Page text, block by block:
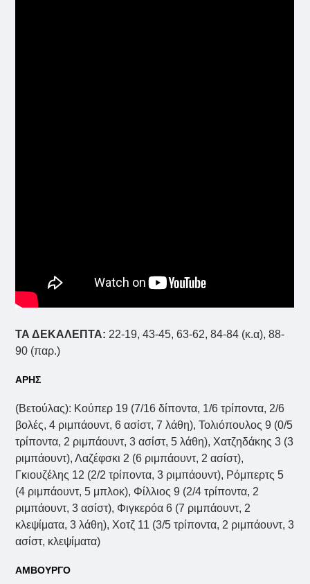
ΤΑ ΔΕΚΑΛΕΠΤΑ: 22-19, 43-45, 63-62, 84-84 (κ.α), 88-
90 (παρ.)
ΑΡΗΣ
(Βετούλας): Κούπερ 19 (7/16 δίποντα, 1/6 τρίποντα, 2/6
βολές, 4 ριμπάουντ, 6 ασίστ, 7 λάθη), Τολιόπουλος 9 (0/5
τρίποντα, 2 ριμπάουντ, 3 ασίστ, 5 λάθη), Χατζηδάκης 3 (3
ριμπάουντ), Λαζέφσκι 2 (6 ριμπάουντ, 2 ασίστ),
Γκιουζέλης 12 (2/2 τρίποντα, 3 ριμπάουντ), Ρόμπερτς 5
(4 ριμπάουντ, 5 μπλοκ), Φίλλιος 9 (2/4 τρίποντα, 2
ριμπάουντ, 3 ασίστ), Φιγκερόα 6 (7 ριμπάουντ, 2
κλεψίματα, 3 λάθη), Χοτζ 11 (3/5 τρίποντα, 2 ριμπάουντ, 3
ασίστ, κλεψίματα)
ΑΜΒΟΥΡΓΟ